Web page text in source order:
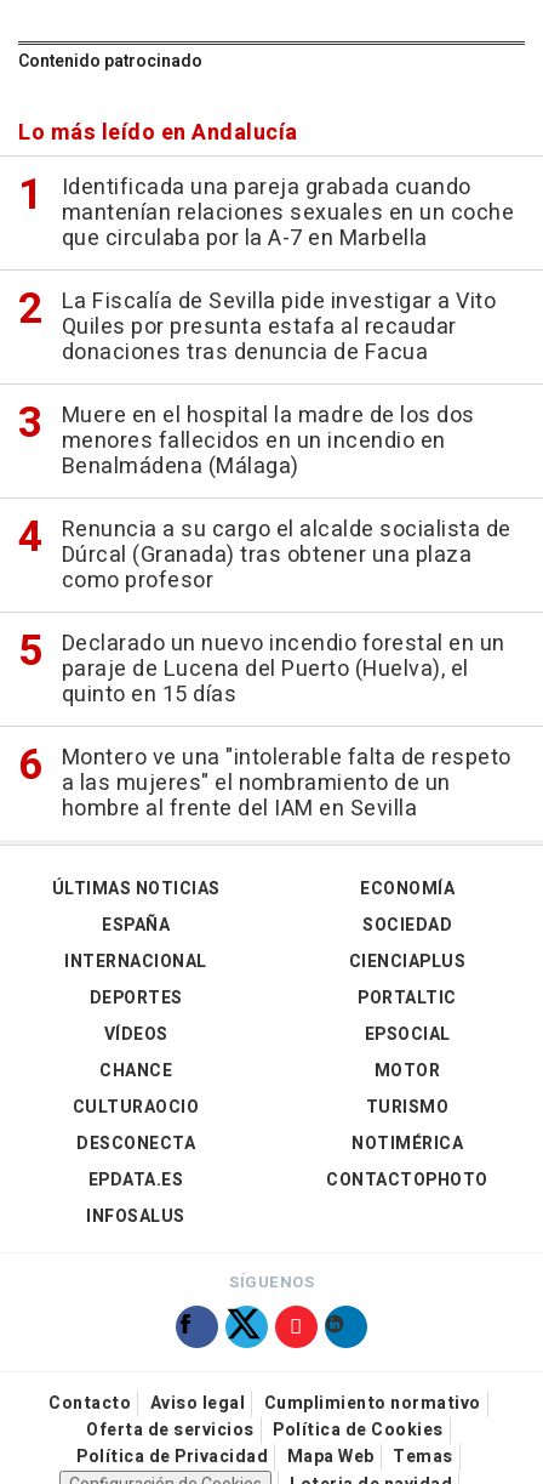
Contenido patrocinado
Lo más leído en Andalucía
Identificada una pareja grabada cuando
mantenían relaciones sexuales en un coche
que circulaba por la A-7 en Marbella
La Fiscalía de Sevilla pide investigar a Vito
Quiles por presunta estafa al recaudar
donaciones tras denuncia de Facua
Muere en el hospital la madre de los dos
menores fallecidos en un incendio en
Benalmádena (Málaga)
Renuncia a su cargo el alcalde socialista de
Dúrcal (Granada) tras obtener una plaza
como profesor
Declarado un nuevo incendio forestal en un
paraje de Lucena del Puerto (Huelva), el
quinto en 15 días
Montero ve una "intolerable falta de respeto
a las mujeres" el nombramiento de un
hombre al frente del IAM en Sevilla
ÚLTIMAS NOTICIAS
ESPAÑA
INTERNACIONAL
DEPORTES
VÍDEOS
ECONOMÍA
SOCIEDAD
CIENCIAPLUS
PORTALTIC
EPSOCIAL
CHANCE
CULTURAOCIO
DESCONECTA
EPDATA.ES
INFOSALUS
MOTOR
TURISMO
NOTIMÉRICA
CONTACTOPHOTO
SÍGUENOS
Contacto Aviso legal
Cumplimiento normativo
Oferta de servicios
Política de Cookies
Política de Privacidad
Mapa Web
Temas